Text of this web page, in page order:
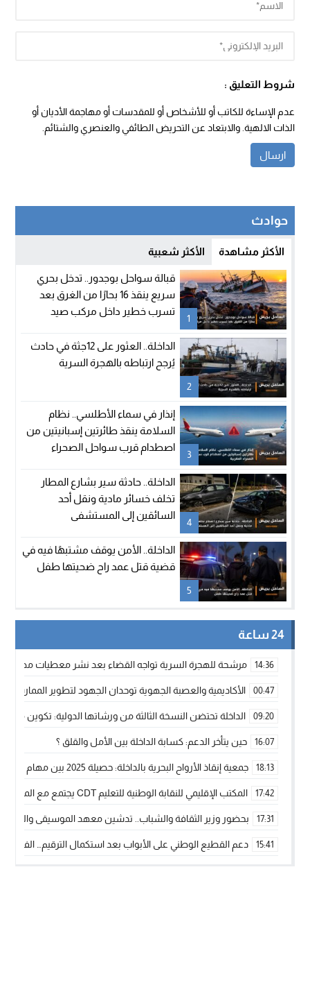
شروط التعليق :
عدم الإساءة للكاتب أو للأشخاص أو للمقدسات أو مهاجمة الأديان أو
الذات الالهية. والابتعاد عن التحريض الطائفي والعنصري والشتائم.
حوادث
الأكثر مشاهدة الأكثر شعبية
1
قبالة سواحل بوجدور.. تدخل بحري
سريع ينقذ 16 بحارًا من الغرق بعد
تسرب خطير داخل مركب صيد
2
الداخلة.. العثور على 12جثة في حادث
يُرجح ارتباطه بالهجرة السرية
3
إنذار في سماء الأطلسي.. نظام
السلامة ينقذ طائرتين إسبانيتين من
اصطدام قرب سواحل الصحراء
4
الداخلة.. حادثة سير بشارع المطار
تخلف خسائر مادية ونقل أحد
السائقين إلى المستشفى
5
الداخلة.. الأمن يوقف مشتبهًا فيه في
قضية قتل عمد راح ضحيتها طفل
24 ساعة
14:36 مرشحة للهجرة السرية تواجه القضاء بعد نشر معطيات مضللة
00:47 الأكاديمية والعصبة الجهوية توحدان الجهود لتطوير الممارسة
09:20 الداخلة تحتضن النسخة الثالثة من ورشاتها الدولية: تكوين
16:07 حين يتأخر الدعم: كسابة الداخلة بين الأمل والقلق ؟
18:13 جمعية إنقاذ الأرواح البحرية بالداخلة: حصيلة 2025 بين مهام الإنقاذ ومشروع “دار البحار”
17:42 المكتب الإقليمي للنقابة الوطنية للتعليم CDT يجتمع مع المدير الإقليمي لمناقشة ملفات جوهرية لنساء ورجال التعليم
17:31 بحضور وزير الثقافة والشباب.. تدشين معهد الموسيقى والفنون
15:41 دعم القطيع الوطني على الأبواب بعد استكمال الترقيم…